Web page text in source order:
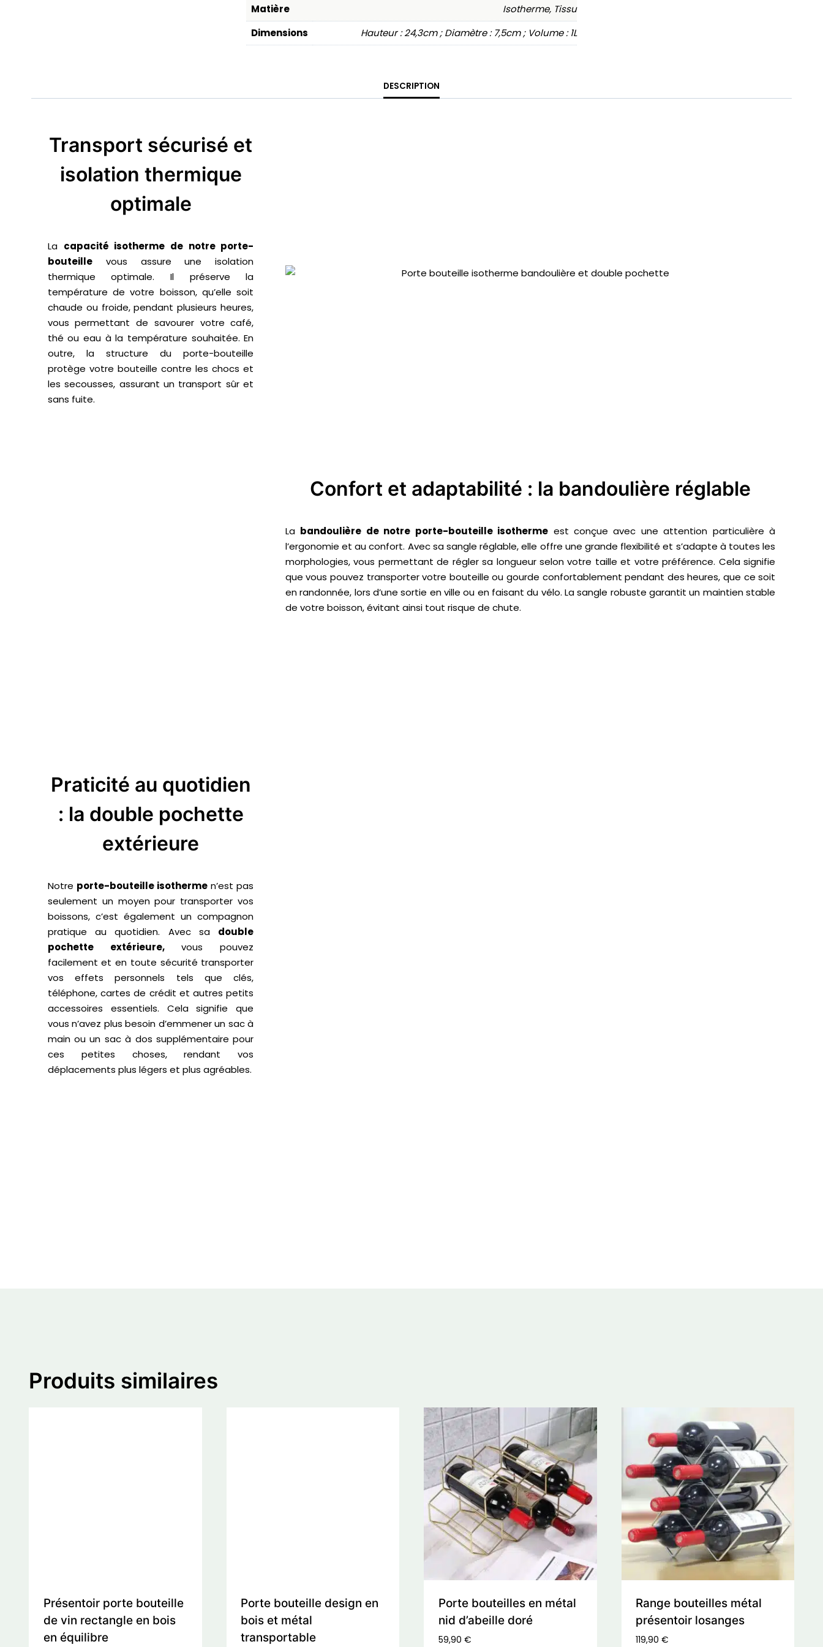
Matière
Isotherme, Tissu
Dimensions
Hauteur : 24,3cm ; Diamètre : 7,5cm ; Volume : 1L
DESCRIPTION
Transport sécurisé et
isolation thermique
optimale
La capacité isotherme de notre porte-
bouteillevous assure une isolation
thermique optimale. Il préserve la
température de votre boisson, qu’elle soit
chaude ou froide, pendant plusieurs heures,
vous permettant de savourer votre café,
thé ou eau à la température souhaitée. En
outre, la structure du porte-bouteille
protège votre bouteille contre les chocs et
les secousses, assurant un transport sûr et
sans fuite.
Confort et adaptabilité : la bandoulière réglable
La bandoulière de notre porte-bouteille isotherme est conçue avec une attention particulière à
l’ergonomie et au confort. Avec sa sangle réglable, elle offre une grande flexibilité et s’adapte à toutes les
morphologies, vous permettant de régler sa longueur selon votre taille et votre préférence. Cela signifie
que vous pouvez transporter votre bouteille ou gourde confortablement pendant des heures, que ce soit
en randonnée, lors d’une sortie en ville ou en faisant du vélo. La sangle robuste garantit un maintien stable
de votre boisson, évitant ainsi tout risque de chute.
Praticité au quotidien
: la double pochette
extérieure
Notre porte-bouteille isotherme n’est pas
seulement un moyen pour transporter vos
boissons, c’est également un compagnon
pratique au quotidien. Avec sa double
pochette extérieure,vous pouvez
facilement et en toute sécurité transporter
vos effets personnels tels que clés,
téléphone, cartes de crédit et autres petits
accessoires essentiels. Cela signifie que
vous n’avez plus besoin d’emmener un sac à
main ou un sac à dos supplémentaire pour
ces petites choses, rendant vos
déplacements plus légers et plus agréables.
Produits similaires
Présentoir porte bouteille
de vin rectangle en bois
en équilibre
Porte bouteille design en
bois et métal
transportable
Porte bouteilles en métal
nid d’abeille doré
59,90 €
Range bouteilles métal
présentoir losanges
119,90 €